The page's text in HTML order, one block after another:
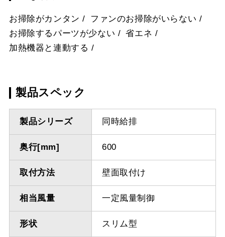
お掃除がカンタン
ファンのお掃除がいらない
お掃除するパーツが少ない
省エネ
加熱機器と連動する
製品スペック
製品シリーズ 同時給排
奥行[mm] 600
取付方法 壁面取付け
相当風量 一定風量制御
形状 スリム型